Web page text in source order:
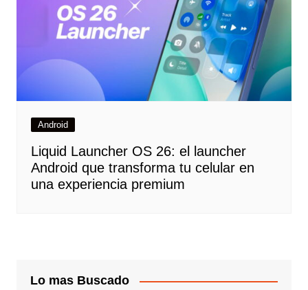
Android
Liquid Launcher OS 26: el launcher
Android que transforma tu celular en
una experiencia premium
Lo mas Buscado